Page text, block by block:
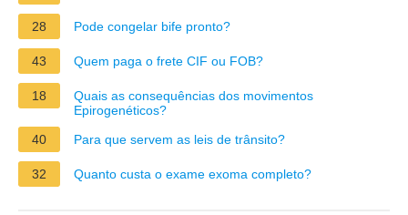
28 Pode congelar bife pronto?
43 Quem paga o frete CIF ou FOB?
18
Quais as consequências dos movimentos
Epirogenéticos?
40
Para que servem as leis de trânsito?
32 Quanto custa o exame exoma completo?